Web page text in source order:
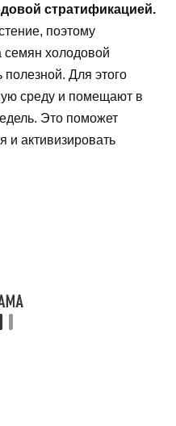
стратификацией.
поэтому
семян холодовой
Для этого
среду и помещают в
Это поможет
и активизировать